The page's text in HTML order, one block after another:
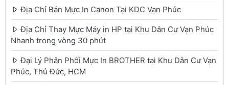
Địa Chỉ Bán Mực In Canon Tại KDC Vạn Phúc
Địa Chỉ Thay Mực Máy in HP tại Khu Dân Cư Vạn Phúc
Nhanh trong vòng 30 phút
Đại Lý Phân Phối Mực In BROTHER tại Khu Dân Cư Vạn
Phúc, Thủ Đức, HCM